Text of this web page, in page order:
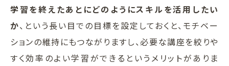
学習を終えたあとにどのようにスキルを活用したい
か、という長い目での目標を設定しておくと、モチベー
ションの維持にもつながりますし、必要な講座を絞りや
すく効率のよい学習ができるというメリットがありま